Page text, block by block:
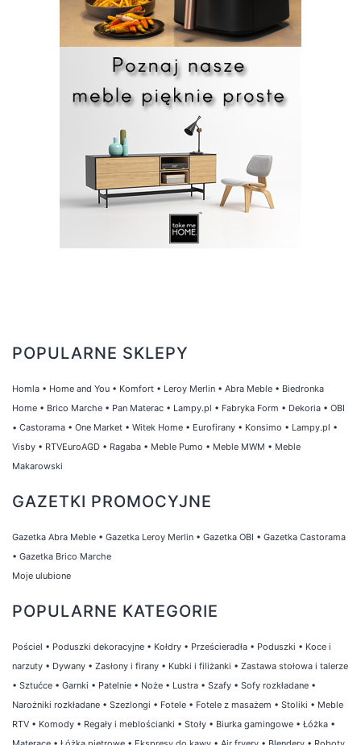
POPULARNE SKLEPY
Homla • Home and You • Komfort • Leroy Merlin • Abra Meble • Biedronka
Home • Brico Marche • Pan Materac • Lampy.pl • Fabryka Form • Dekoria • OBI
• Castorama • One Market • Witek Home • Eurofirany • Konsimo • Lampy.pl •
Visby • RTVEuroAGD • Ragaba • Meble Pumo • Meble MWM • Meble
Makarowski
GAZETKI PROMOCYJNE
Gazetka Abra Meble • Gazetka Leroy Merlin • Gazetka OBI • Gazetka Castorama
• Gazetka Brico Marche
Moje ulubione
POPULARNE KATEGORIE
Pościel • Poduszki dekoracyjne • Kołdry • Prześcieradła • Poduszki • Koce i
narzuty • Dywany • Zasłony i firany • Kubki i filiżanki • Zastawa stołowa i talerze
• Sztućce • Garnki • Patelnie • Noże • Lustra • Szafy • Sofy rozkładane •
Narożniki rozkładane • Szezlongi • Fotele • Fotele z masażem • Stoliki • Meble
RTV • Komody • Regały i meblościanki • Stoły • Biurka gamingowe • Łóżka •